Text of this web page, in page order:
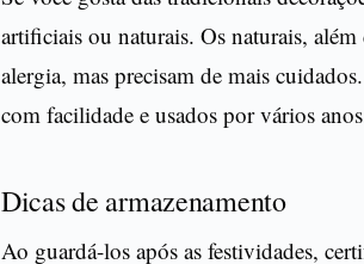
artificiais ou naturais. Os naturais,
alergia, mas precisam de mais
com facilidade e usados por vários
Dicas de armazenamento
Ao guardá-los após as festividades,